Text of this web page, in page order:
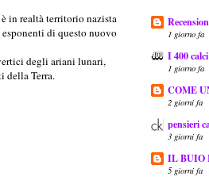
in realtà territorio nazista
di questo nuovo
degli ariani lunari,
della Terra.
1 giorno fa
I 400 calci
1 giorno fa
COME
2 giorni fa
pensieri
3 giorni fa
IL BUIO
5 giorni fa